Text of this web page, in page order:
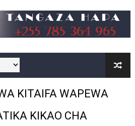
ZA MABILIONI KATIKA MIGODI
YATOA WITO KUHUSU LESENI
Rasmi Miundombinu ya BRT
KITAIFA WAPEWA
KIKAO CHA